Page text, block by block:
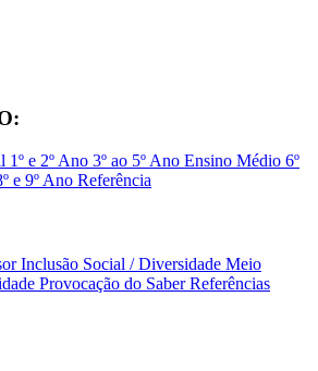
1º e 2º Ano 3º ao 5º Ano Ensino Médio 6º
e 9º Ano Referência
Inclusão Social / Diversidade Meio
Provocação do SaberReferências